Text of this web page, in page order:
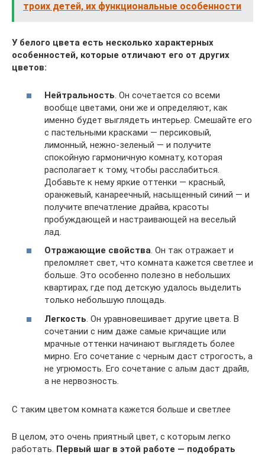
троих детей, их функциональные особенности
У белого цвета есть несколько характерных
особенностей, которые отличают его от других
цветов:
Нейтральность. Он сочетается со всеми
вообще цветами, они же и определяют, как
именно будет выглядеть интерьер. Смешайте его
с пастельными красками — персиковый,
лимонный, нежно-зеленый — и получите
спокойную гармоничную комнату, которая
располагает к тому, чтобы расслабиться.
Добавьте к нему яркие оттенки — красный,
оранжевый, канареечный, насыщенный синий — и
получите впечатление драйва, красоты
пробуждающей и настраивающей на веселый
лад.
Отражающие свойства. Он так отражает и
преломляет свет, что комната кажется светлее и
больше. Это особенно полезно в небольших
квартирах, где под детскую удалось выделить
только небольшую площадь.
Легкость. Он уравновешивает другие цвета. В
сочетании с ним даже самые кричащие или
мрачные оттенки начинают выглядеть более
мирно. Его сочетание с черным даст строгость, а
не угрюмость. Его сочетание с алым даст драйв,
а не нервозность.
С таким цветом комната кажется больше и светлее
В целом, это очень приятный цвет, с которым легко
работать. Первый шаг в этой работе — подобрать